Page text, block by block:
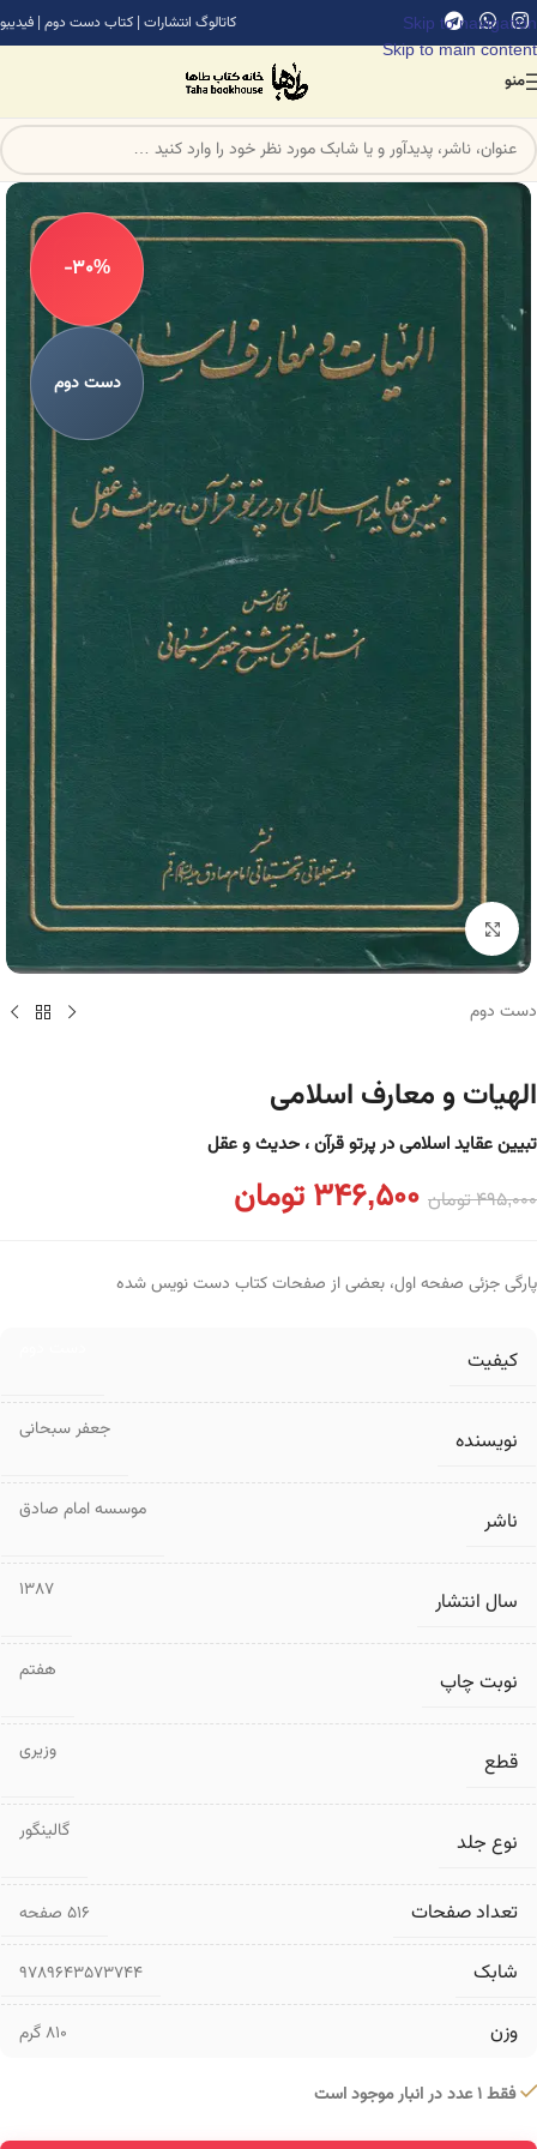
Skip to navigation
Skip to main content
کاتالوگ انتشارات | کتاب دست دوم | فیدیبو
منو
-30%
دست دوم
برای بزرگنمایی کلیک کنید
دست دوم
الهیات و معارف اسلامی
تبیین عقاید اسلامی در پرتو قرآن ، حدیث و عقل
495,000تومان 346,500تومان
پارگی جزئی صفحه اول، بعضی از صفحات کتاب دست نویس شده
کیفیت
نویسنده جعفر سبحانی
ناشر موسسه امام صادق
سال انتشار 1387
نوبت چاپ هفتم
قطع وزیری
نوع جلد گالینگور
تعداد صفحات ۵۱۶ صفحه
شابک 9789643573744
وزن 810 گرم
فقط 1 عدد در انبار موجود است